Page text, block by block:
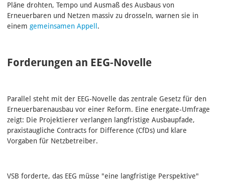
Pläne drohten, Tempo und Ausmaß des Ausbaus von
Erneuerbaren und Netzen massiv zu drosseln, warnen sie in
einem gemeinsamen Appell .
Forderungen an EEG-Novelle
Parallel steht mit der EEG‑Novelle das zentrale Gesetz für den
Erneuerbarenausbau vor einer Reform. Eine energate‑Umfrage
zeigt: Die Projektierer verlangen langfristige Ausbaupfade,
praxistaugliche Contracts for Difference (CfDs) und klare
Vorgaben für Netzbetreiber.
VSB forderte, das EEG müsse "eine langfristige Perspektive"